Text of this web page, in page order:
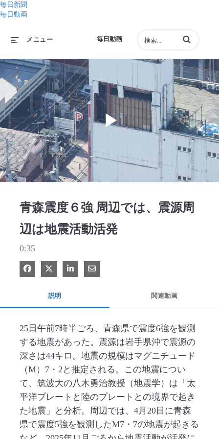
毎日新聞
毎日動画
毎日動画
メニュー 動画の検索語句
青森震度６強 周辺では、震源周
辺は地震活動活発
0:35
Facebook で共有
Xで共有する
LinkedIn で共有
電子メールで共有
説明 関連動画
25日午前7時半ごろ、青森県で震度6強を観測
する地震があった。震源は岩手県沖で震源の
深さは44キロ。地震の規模はマグニチュード
（M）7・2と推定される。この地震につい
て、筑波大の八木勇治教授（地震学）は「太
平洋プレートと陸のプレートとの境界で起き
た地震」と分析。周辺では、4月20日に青森
県で震度5強を観測したM7・7の地震が起きる